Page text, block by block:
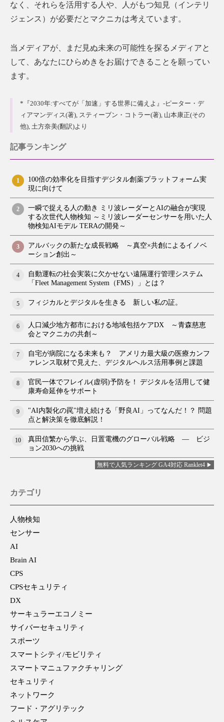
なく、それらを活用する人や、人がもつ知見（インテリ
ジェンス）が必要だとマクニカは考えています。
当メディアが、まだ見ぬ未来の可能性を探るメディアと
して、あなたにひらめきをお届けできることを願ってい
ます。
*『2030年:すべてが「加速」する世界に備えよ』-ピーター・デ
ィアマンディス(著), スティーブン・コトラー(著), 山本康正(その
他), 土方奈美(翻訳)より
記事ランキング
1
100倍の効率化を目指すデジタル創薬プラットフォーム実
現に向けて
2
一瞬で捉える人の動き ミリ波レーダーとAIの融合が実現
する次世代人物検知 ～ミリ波レーダーセンサーを用いた人
物検知AIモデル TERAの開発～
3
アルバックの新たな成長戦略 ～真空×共創によるイノベ
ーション創出～
4
自動運転の社会実装に欠かせない遠隔運行管理システム
「Fleet Management System（FMS）」とは？
5 フィジカルとデジタルを生きる 新しい私の証。
6
人口減少地方都市における地域包括ケアDX ～青森慈恵
会とマクニカの共創～
7
自宅が病院になる未来も？ アメリカ最大級の医療カンフ
ァレンス取材で見えた、デジタルヘルス活用事例と課題
8
官民一体でフレイル(虚弱)予防を！ デジタルを活用して健
康寿命延伸をサポート
9
"AI内製化の罠"増え続ける「野良AI」ってなんだ！？ 問題
点と解決策を徹底解説！
10
真田信繁から学ぶ、日置電機のグローバル戦略 ― ビジ
ョン2030への挑戦
無料で人気ランキング GA4対応 Ranklet4
カテゴリ
人物検知
センサー
AI
Brain AI
CPS
CPSセキュリティ
DX
サーキュラーエコノミー
サイバーセキュリティ
スポーツ
スマートシティ/モビリティ
スマートマニュファクチャリング
セキュリティ
ネットワーク
フード・アグリテック